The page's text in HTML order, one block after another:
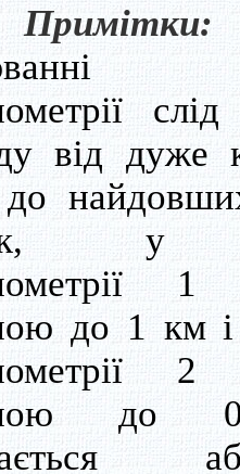
Примітки:
від дуже
до
у
1
до 1 км і
2
до